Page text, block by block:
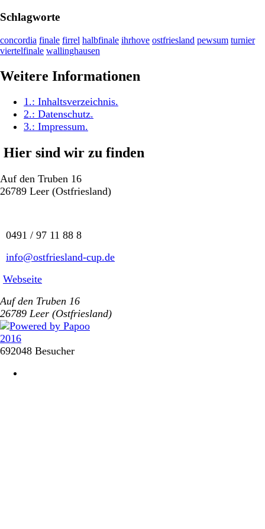
Schlagworte
concordia finale firrel halbfinale ihrhove ostfriesland pewsum turnier
viertelfinale wallinghausen
Weitere Informationen
1.: Inhaltsverzeichnis.
2.: Datenschutz.
3.: Impressum.
Hier sind wir zu finden
Auf den Truben 16
26789 Leer (Ostfriesland)
0491 / 97 11 88 8
info@ostfriesland-cup.de
Webseite
Auf den Truben 16
26789 Leer (Ostfriesland)
692048 Besucher